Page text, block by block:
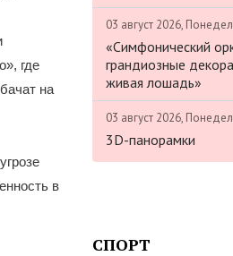
где
на
в
03 август 2026,
«Симфонический
грандиозные
живая лошадь»
03 август 2026,
3D-панорамки
СПОРТ